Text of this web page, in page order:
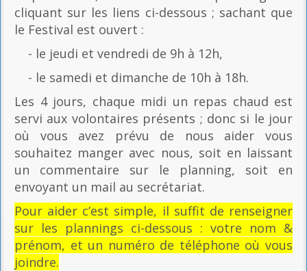
cliquant sur les liens ci-dessous ; sachant que
le Festival est ouvert :
- le jeudi et vendredi de 9h à 12h,
- le samedi et dimanche de 10h à 18h.
Les 4 jours, chaque midi un repas chaud est
servi aux volontaires présents ; donc si le jour
où vous avez prévu de nous aider vous
souhaitez manger avec nous, soit en laissant
un commentaire sur le planning, soit en
envoyant un mail au secrétariat.
Pour aider c’est simple, il suffit de renseigner
sur les plannings ci-dessous : votre nom &
prénom, et un numéro de téléphone où vous
joindre.